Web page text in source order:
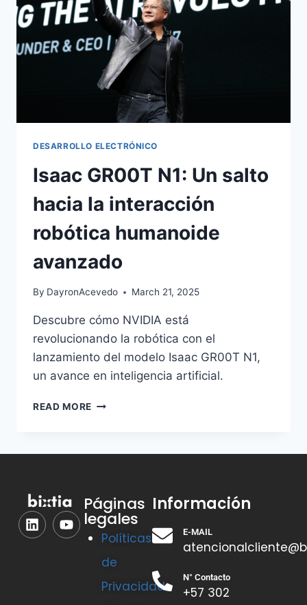
DESARROLLO ELECTRÓNICO
Isaac GR00T N1: Un salto
hacia la interacción
robótica humanoide
avanzado
By DayronAcevedo March 21, 2025
Descubre cómo NVIDIA está
revolucionando la robótica con el
lanzamiento del modelo Isaac GR00T N1,
un avance en inteligencia artificial.
READ MORE
Páginas
legales
Políticas
de
Privacidad
Información
E-MAIL
N° Contacto
+57 302